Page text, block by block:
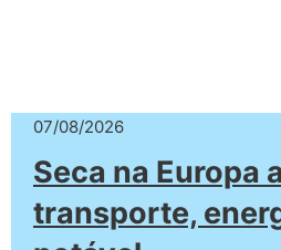
07/08/2026
Seca na Europa
transporte,